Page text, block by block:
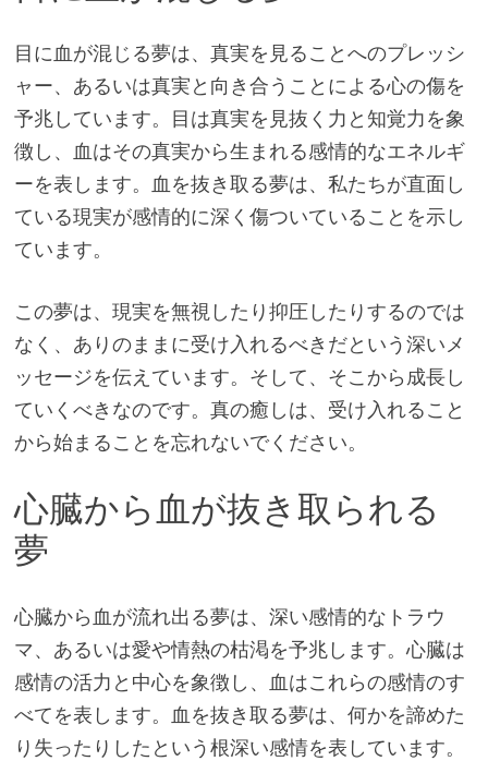
目に血が混じる夢は、真実を見ることへのプレッシ
ャー、あるいは真実と向き合うことによる心の傷を
予兆しています。目は真実を見抜く力と知覚力を象
徴し、血はその真実から生まれる感情的なエネルギ
ーを表します。血を抜き取る夢は、私たちが直面し
ている現実が感情的に深く傷ついていることを示し
ています。
この夢は、現実を無視したり抑圧したりするのでは
なく、ありのままに受け入れるべきだという深いメ
ッセージを伝えています。そして、そこから成長し
ていくべきなのです。真の癒しは、受け入れること
から始まることを忘れないでください。
心臓から血が抜き取られる
夢
心臓から血が流れ出る夢は、深い感情的なトラウ
マ、あるいは愛や情熱の枯渇を予兆します。心臓は
感情の活力と中心を象徴し、血はこれらの感情のす
べてを表します。血を抜き取る夢は、何かを諦めた
り失ったりしたという根深い感情を表しています。